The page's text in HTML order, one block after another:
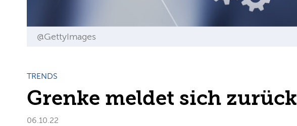
@GettyImages
TRENDS
Grenke meldet sich zurück
06.10.22